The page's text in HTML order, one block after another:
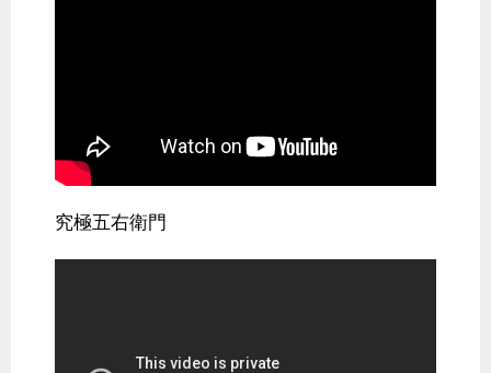
究極五右衛門